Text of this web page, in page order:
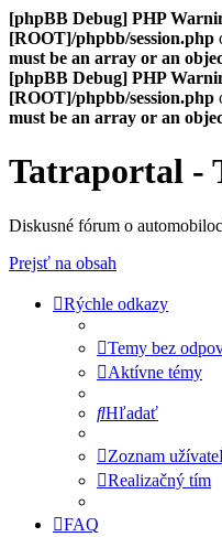
[phpBB Debug] PHP
[ROOT]/phpbb/session.php
must be an array or an
[phpBB Debug] PHP
[ROOT]/phpbb/session.php
must be an array or an
Tatraportal -
Diskusné fórum o
Prejsť na obsah
Rýchle odkazy
Temy bez
Aktívne témy
Hľadať
Zoznam
Realizačný tím
FAQ